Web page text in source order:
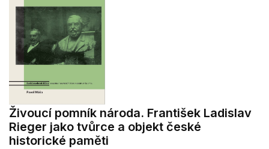
Živoucí pomník národa. František Ladislav
Rieger jako tvůrce a objekt české
historické paměti